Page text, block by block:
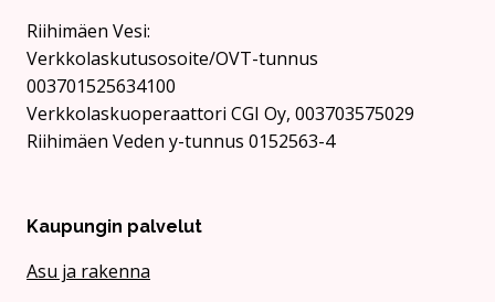
Rii­hi­mäen Vesi:
Verkkolaskutusosoite/OVT-tunnus
003701525634100
Verkkolaskuoperaattori CGI Oy, 003703575029
Riihimäen Veden y-tunnus 0152563-4
Kaupungin palvelut
Asu ja rakenna